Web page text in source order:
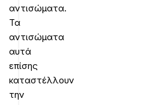
αντισώματα.
Τα
αντισώματα
αυτά
επίσης
καταστέλλουν
την